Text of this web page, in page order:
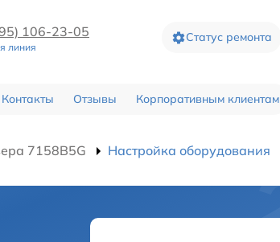
106-23-05
линия
Статус ремонта
Контакты Отзывы Корпоративным клиентам
7158B5G Настройка оборудования